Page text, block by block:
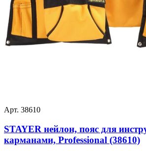
Арт. 38610
STAYER нейлон, пояс для
карманами, Professional (38610)